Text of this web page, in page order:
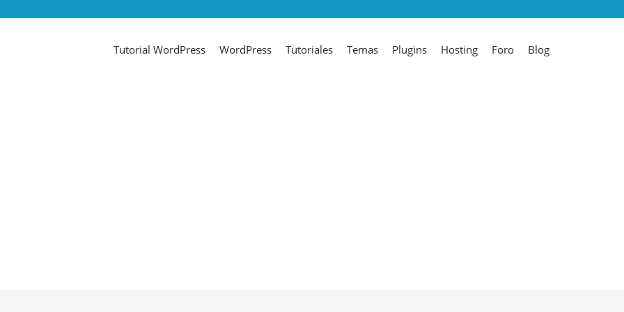
Tutorial WordPress WordPress Tutoriales Temas Plugins Hosting Foro Blog